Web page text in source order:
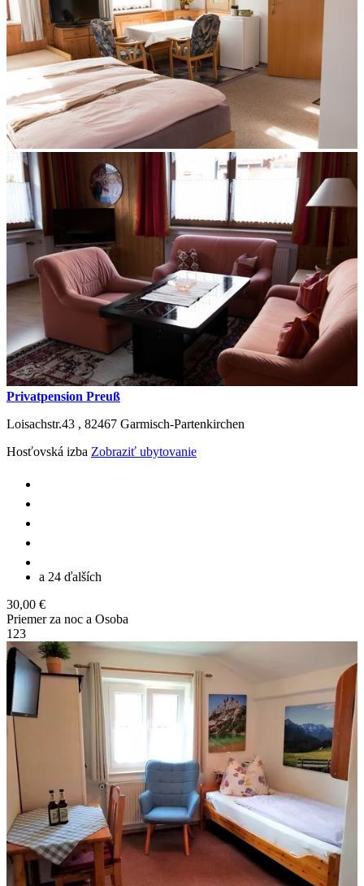
Privatpension Preuß
Loisachstr.43 , 82467 Garmisch-Partenkirchen
Hosťovská izba Zobraziť ubytovanie
a 24 ďalších
30,00 €
Priemer za noc a Osoba
123